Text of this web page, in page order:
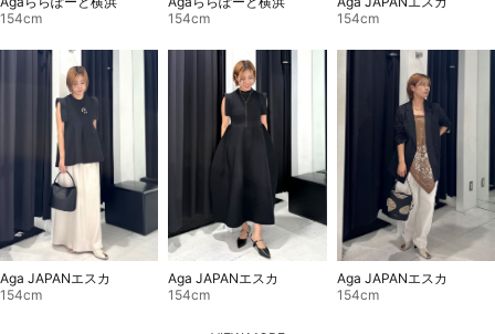
154cm
154cm
154cm
Aga JAPANエスカ
154cm
Aga JAPANエスカ
154cm
Aga JAPANエスカ
154cm